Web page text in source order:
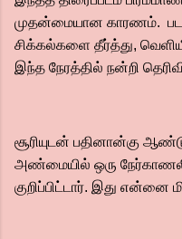
முதன்மையான காரணம்.
சிக்கல்களை தீர்த்து,
இந்த நேரத்தில் நன்றி
சூரியுடன் பதினான்கு
அண்மையில் ஒரு
குறிப்பிட்டார். இது என்னை